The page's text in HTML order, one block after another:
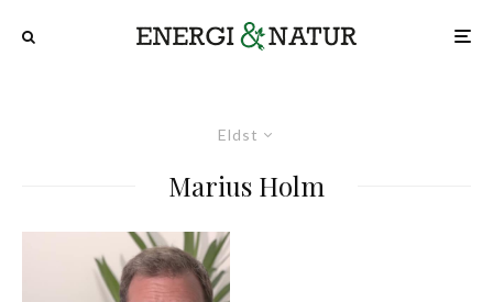
Eldst
Marius Holm